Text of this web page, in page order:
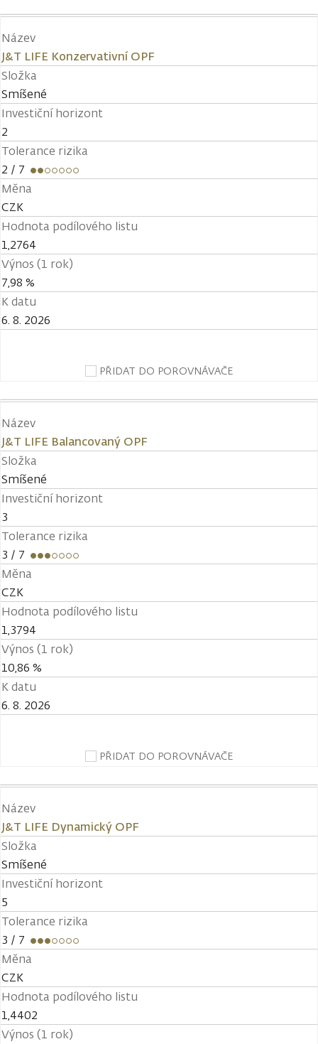
Název
J&T LIFE Konzervativní OPF
Složka
Smíšené
Investiční horizont
2
Tolerance rizika
2 / 7
Měna
CZK
Hodnota podílového listu
1,2764
Výnos (1 rok)
7,98 %
K datu
6. 8. 2026
PŘIDAT DO POROVNÁVAČE
Název
J&T LIFE Balancovaný OPF
Složka
Smíšené
Investiční horizont
3
Tolerance rizika
3 / 7
Měna
CZK
Hodnota podílového listu
1,3794
Výnos (1 rok)
10,86 %
K datu
6. 8. 2026
PŘIDAT DO POROVNÁVAČE
Název
J&T LIFE Dynamický OPF
Složka
Smíšené
Investiční horizont
5
Tolerance rizika
3 / 7
Měna
CZK
Hodnota podílového listu
1,4402
Výnos (1 rok)